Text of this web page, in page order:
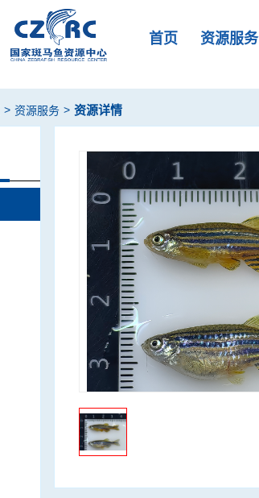
首页 资源服务
> 资源服务 > 资源详情